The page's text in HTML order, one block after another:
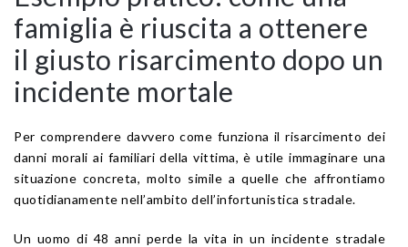
famiglia è riuscita a ottenere
il giusto risarcimento dopo un
incidente mortale
Per comprendere davvero come funziona il risarcimento dei
danni morali ai familiari della vittima, è utile immaginare una
situazione concreta, molto simile a quelle che affrontiamo
quotidianamente nell’ambito dell’infortunistica stradale.
Un uomo di 48 anni perde la vita in un incidente stradale